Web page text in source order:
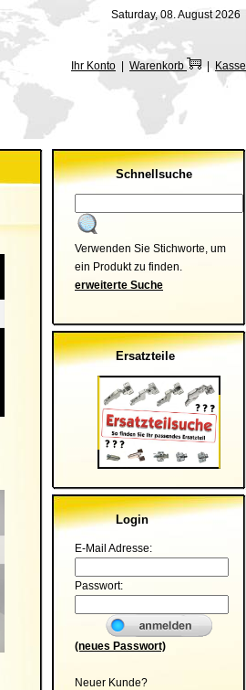
Saturday, 08. August 2026
Ihr Konto Warenkorb | Kasse
Schnellsuche
Verwenden Sie Stichworte, um
ein Produkt zu finden.
erweiterte Suche
Ersatzteile
Login
E-Mail Adresse:
Passwort:
(neues Passwort)
Neuer Kunde?